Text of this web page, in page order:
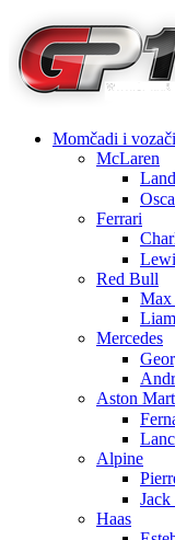
Momčadi i vozači
McLaren
Ferrari
Red Bull
Max
Mercedes
Aston
Alpine
Haas